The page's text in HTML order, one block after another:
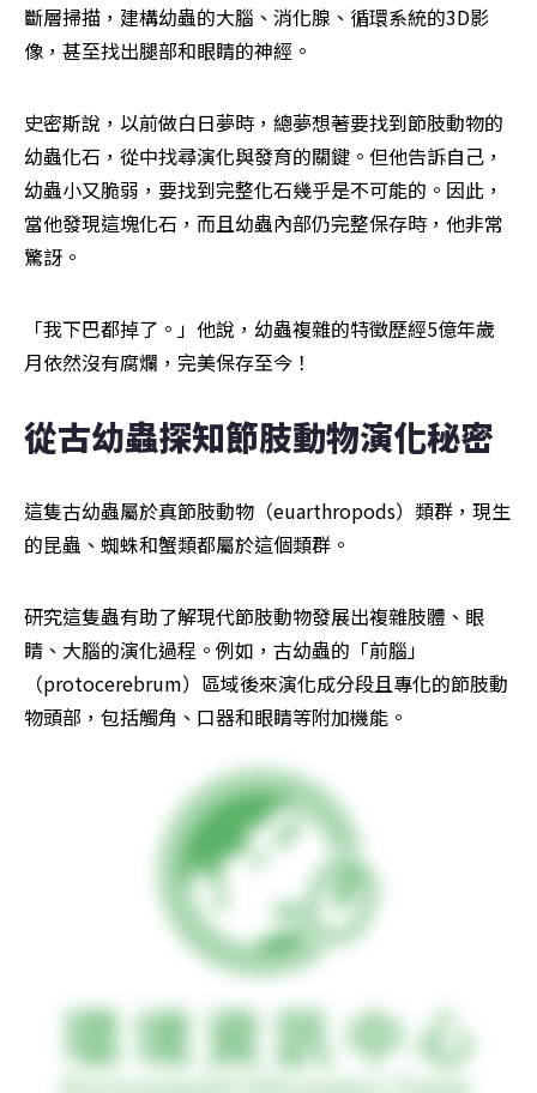
斷層掃描，建構幼蟲的大腦、消化腺、循環系統的3D影
像，甚至找出腿部和眼睛的神經。
史密斯說，以前做白日夢時，總夢想著要找到節肢動物的
幼蟲化石，從中找尋演化與發育的關鍵。但他告訴自己，
幼蟲小又脆弱，要找到完整化石幾乎是不可能的。因此，
當他發現這塊化石，而且幼蟲內部仍完整保存時，他非常
驚訝。
「我下巴都掉了。」他說，幼蟲複雜的特徵歷經5億年歲
月依然沒有腐爛，完美保存至今！
從古幼蟲探知節肢動物演化秘密
這隻古幼蟲屬於真節肢動物（euarthropods）類群，現生
的昆蟲、蜘蛛和蟹類都屬於這個類群。
研究這隻蟲有助了解現代節肢動物發展出複雜肢體、眼
睛、大腦的演化過程。例如，古幼蟲的「前腦」
（protocerebrum）區域後來演化成分段且專化的節肢動
物頭部，包括觸角、口器和眼睛等附加機能。